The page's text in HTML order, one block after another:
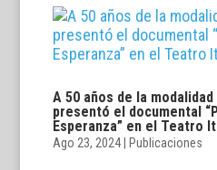
A 50 años de la
presentó el documental
Esperanza” en el Teatro
Ago 23, 2024| Publicaciones